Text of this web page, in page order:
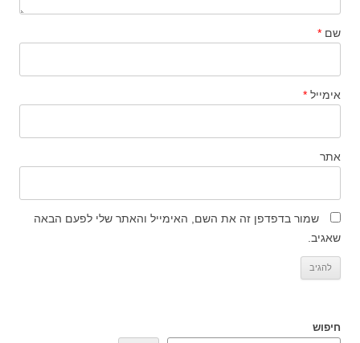
שם *
אימייל *
אתר
שמור בדפדפן זה את השם, האימייל והאתר שלי לפעם הבאה
שאגיב.
חיפוש